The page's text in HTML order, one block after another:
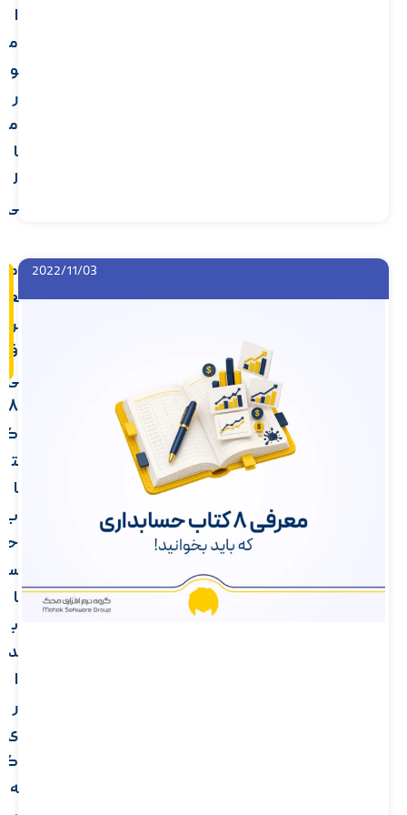
ا
م
و
ر
م
ا
ل
ی
2022/11/03
م
ع
ر
ف
ی
8
ک
ت
ا
ب
ح
س
ا
ب
د
ا
ر
ی
ک
ه